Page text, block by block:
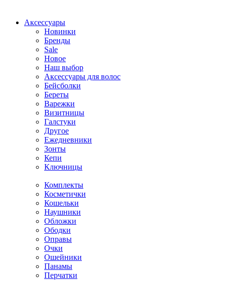
Аксессуары
Новинки
Бренды
Sale
Новое
Наш выбор
Аксессуары для волос
Бейсболки
Береты
Варежки
Визитницы
Галстуки
Другое
Ежедневники
Зонты
Кепи
Ключницы
Комплекты
Косметички
Кошельки
Наушники
Обложки
Ободки
Оправы
Очки
Ошейники
Панамы
Перчатки